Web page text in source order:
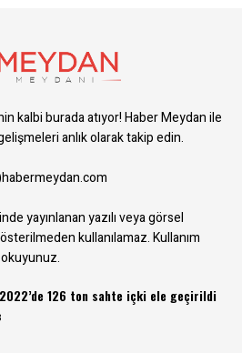
kalbi burada atıyor! Haber Meydan ile
anlık olarak takip edin.
yayınlanan yazılı veya görsel
kullanılamaz.Kullanım
okuyunuz.
126 ton sahte içki ele geçirildi